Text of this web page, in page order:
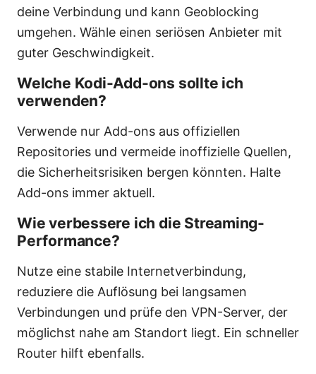
deine Verbindung und kann Geoblocking
umgehen. Wähle einen seriösen Anbieter mit
guter Geschwindigkeit.
Welche Kodi-Add-ons sollte ich
verwenden?
Verwende nur Add-ons aus offiziellen
Repositories und vermeide inoffizielle Quellen,
die Sicherheitsrisiken bergen könnten. Halte
Add-ons immer aktuell.
Wie verbessere ich die Streaming-
Performance?
Nutze eine stabile Internetverbindung,
reduziere die Auflösung bei langsamen
Verbindungen und prüfe den VPN-Server, der
möglichst nahe am Standort liegt. Ein schneller
Router hilft ebenfalls.